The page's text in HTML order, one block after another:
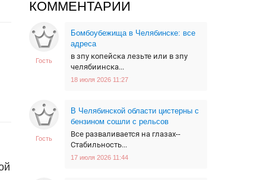
КОММЕНТАРИИ
Гость
Бомбоубежища в Челябинске: все
адреса
в зпу копейска лезьте или в зпу
челябиинска...
18 июля 2026 11:27
Гость
В Челябинской области цистерны с
бензином сошли с рельсов
Все разваливается на глазах--
Стабильность...
17 июля 2026 11:44